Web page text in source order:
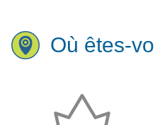
Où êtes-